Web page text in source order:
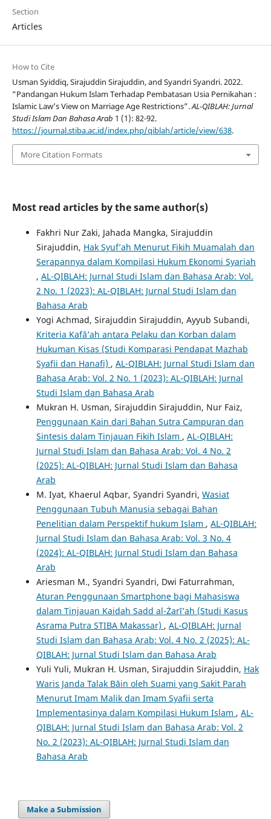
Section
Articles
How to Cite
Usman Syiddiq, Sirajuddin Sirajuddin, and Syandri Syandri. 2022.
“Pandangan Hukum Islam Terhadap Pembatasan Usia Pernikahan :
Islamic Law’s View on Marriage Age Restrictions”.AL-QIBLAH: Jurnal
Studi Islam Dan Bahasa Arab 1 (1): 82-92.
https://journal.stiba.ac.id/index.php/qiblah/article/view/638.
More Citation Formats
Most read articles by the same author(s)
Fakhri Nur Zaki, Jahada Mangka, Sirajuddin
Sirajuddin, Hak Syuf’ah Menurut Fikih Muamalah dan
Serapannya dalam Kompilasi Hukum Ekonomi Syariah
, AL-QIBLAH: Jurnal Studi Islam dan Bahasa Arab: Vol.
2 No. 1 (2023): AL-QIBLAH: Jurnal Studi Islam dan
Bahasa Arab
Yogi Achmad, Sirajuddin Sirajuddin, Ayyub Subandi,
Kriteria Kafā’ah antara Pelaku dan Korban dalam
Hukuman Kisas (Studi Komparasi Pendapat Mazhab
Syafii dan Hanafi) , AL-QIBLAH: Jurnal Studi Islam dan
Bahasa Arab: Vol. 2 No. 1 (2023): AL-QIBLAH: Jurnal
Studi Islam dan Bahasa Arab
Mukran H. Usman, Sirajuddin Sirajuddin, Nur Faiz,
Penggunaan Kain dari Bahan Sutra Campuran dan
Sintesis dalam Tinjauan Fikih Islam , AL-QIBLAH:
Jurnal Studi Islam dan Bahasa Arab: Vol. 4 No. 2
(2025): AL-QIBLAH: Jurnal Studi Islam dan Bahasa
Arab
M. Iyat, Khaerul Aqbar, Syandri Syandri, Wasiat
Penggunaan Tubuh Manusia sebagai Bahan
Penelitian dalam Perspektif hukum Islam , AL-QIBLAH:
Jurnal Studi Islam dan Bahasa Arab: Vol. 3 No. 4
(2024): AL-QIBLAH: Jurnal Studi Islam dan Bahasa
Arab
Ariesman M., Syandri Syandri, Dwi Faturrahman,
Aturan Penggunaan Smartphone bagi Mahasiswa
dalam Tinjauan Kaidah Sadd al-Żarī’ah (Studi Kasus
Asrama Putra STIBA Makassar) , AL-QIBLAH: Jurnal
Studi Islam dan Bahasa Arab: Vol. 4 No. 2 (2025): AL-
QIBLAH: Jurnal Studi Islam dan Bahasa Arab
Yuli Yuli, Mukran H. Usman, Sirajuddin Sirajuddin, Hak
Waris Janda Talak Bāin oleh Suami yang Sakit Parah
Menurut Imam Malik dan Imam Syafii serta
Implementasinya dalam Kompilasi Hukum Islam , AL-
QIBLAH: Jurnal Studi Islam dan Bahasa Arab: Vol. 2
No. 2 (2023): AL-QIBLAH: Jurnal Studi Islam dan
Bahasa Arab
Make a Submission